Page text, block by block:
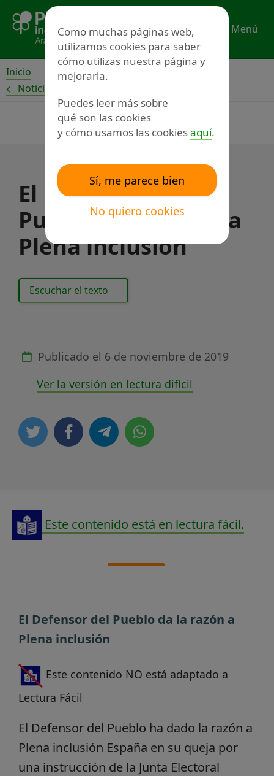
contenido
Menú
Inicio
Noticias
El Defensor del
Pueblo da la razón a
Plena inclusión
Escuchar el texto
Publicado el 6 de noviembre de 2019
Ver la versión en lectura difícil
Este contenido está en lectura fácil.
El Defensor del Pueblo da la razón a
Plena inclusión
Este contenido NO está adaptado a
Lectura Fácil
El Defensor del Pueblo ha dado la razón a
Plena inclusión España en su queja por
una instrucción de la Junta Electoral
Como muchas páginas web,
utilizamos cookies para saber
cómo utilizas nuestra página y
mejorarla.
Puedes leer más sobre
qué son las cookies
y cómo usamos las cookiesaquí.
Sí, me parece bien
No quiero cookies